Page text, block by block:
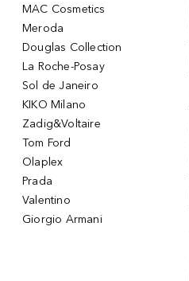
MAC Cosmetics
Meroda
Douglas Collection
La Roche-Posay
Sol de Janeiro
KIKO Milano
Zadig&Voltaire
Tom Ford
Olaplex
Prada
Valentino
Giorgio Armani